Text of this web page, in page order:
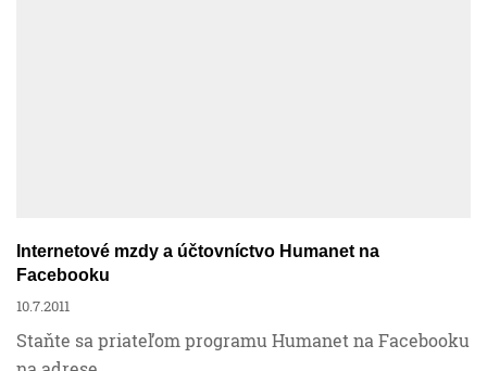
Internetové mzdy a účtovníctvo Humanet na
Facebooku
10.7.2011
Staňte sa priateľom programu Humanet na Facebooku